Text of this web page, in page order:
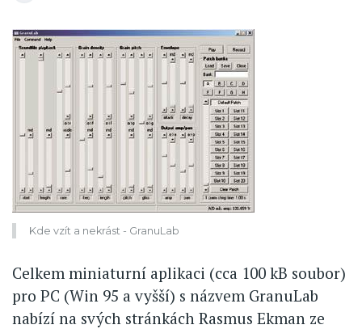
Kde vzít a nekrást - GranuLab
Celkem miniaturní aplikaci (cca 100 kB soubor)
pro PC (Win 95 a vyšší) s názvem GranuLab
nabízí na svých stránkách Rasmus Ekman ze